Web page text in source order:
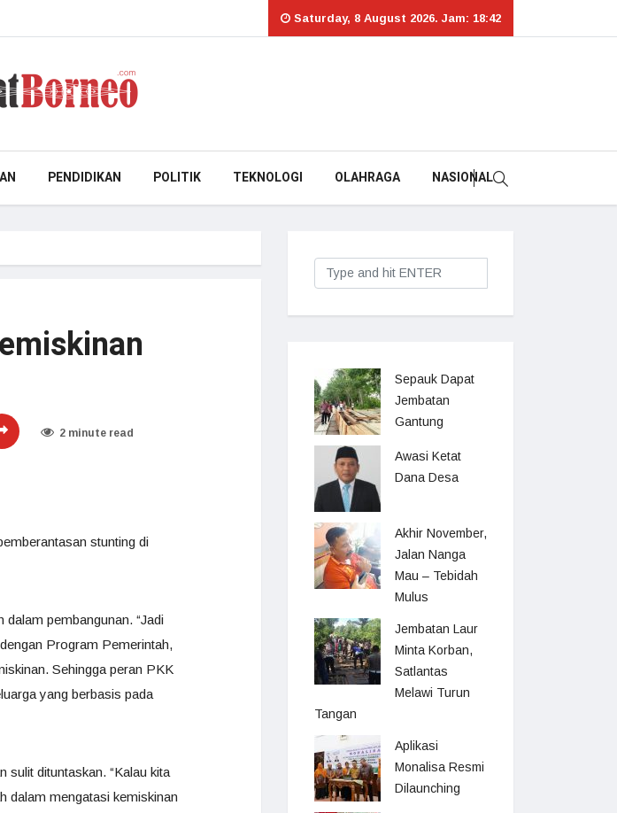
Saturday, 8 August 2026. Jam: 18:42
PENDIDIKAN POLITIK TEKNOLOGI OLAHRAGA NASIONAL
2 minute read
stunting di
pembangunan. “Jadi
Program Pemerintah,
Sehingga peran PKK
yang berbasis pada
sulit dituntaskan. “Kalau kita
dalam mengatasi kemiskinan
Sepauk Dapat
Jembatan
Gantung
Awasi Ketat
Dana Desa
Akhir November,
Jalan Nanga
Mau – Tebidah
Mulus
Jembatan Laur
Minta Korban,
Satlantas
Melawi Turun
Tangan
Aplikasi
Monalisa Resmi
Dilaunching